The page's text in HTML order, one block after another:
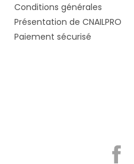
Conditions générales
Présentation de CNAILPRO
Paiement sécurisé